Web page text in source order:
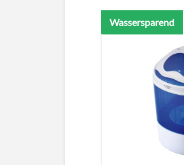
Wassersparend